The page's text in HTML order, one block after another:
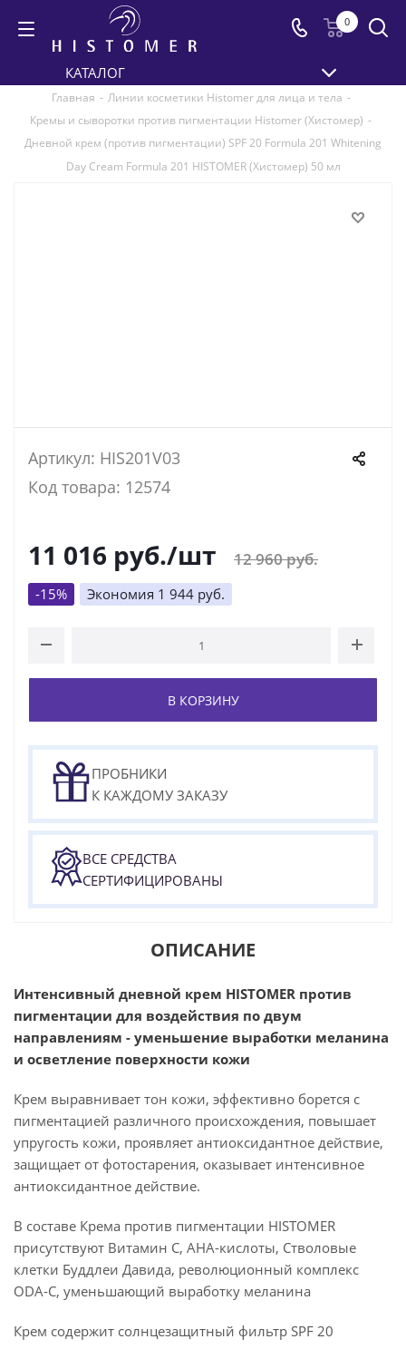
0
КАТАЛОГ
Главная - Линии косметики Histomer для лица и тела -
Кремы и сыворотки против пигментации Histomer (Хистомер) -
Дневной крем (против пигментации) SPF 20 Formula 201 Whitening
Day Cream Formula 201 HISTOMER (Хистомер) 50 мл
Артикул: HIS201V03
Код товара: 12574
11 016 руб./шт 12 960руб.
-15% Экономия 1 944 руб.
В КОРЗИНУ
ПРОБНИКИ
К КАЖДОМУ ЗАКАЗУ
ВСЕ СРЕДСТВА
СЕРТИФИЦИРОВАНЫ
ОПИСАНИЕ
Интенсивный дневной крем HISTOMER против
пигментации для воздействия по двум
направлениям - уменьшение выработки меланина
и осветление поверхности кожи
Крем выравнивает тон кожи, эффективно борется с
пигментацией различного происхождения, повышает
упругость кожи, проявляет антиоксидантное действие,
защищает от фотостарения, оказывает интенсивное
антиоксидантное действие.
В составе Крема против пигментации HISTOMER
присутствуют Витамин С, АНА-кислоты, Стволовые
клетки Буддлеи Давида, революционный комплекс
ODA-C, уменьшающий выработку меланина
Крем содержит солнцезащитный фильтр SPF 20